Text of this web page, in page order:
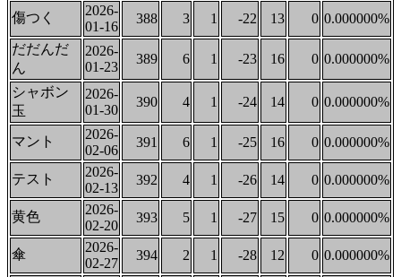
傷つく
2026-
01-16
388 3 1 -22 13 0 0.000000%
だだんだ
ん
2026-
01-23
389 6 1 -23 16 0 0.000000%
シャボン
玉
2026-
01-30
390 4 1 -24 14 0 0.000000%
マント
2026-
02-06
391 6 1 -25 16 0 0.000000%
テスト
2026-
02-13
392 4 1 -26 14 0 0.000000%
黄色
2026-
02-20
393 5 1 -27 15 0 0.000000%
傘
2026-
02-27
394 2 1 -28 12 0 0.000000%